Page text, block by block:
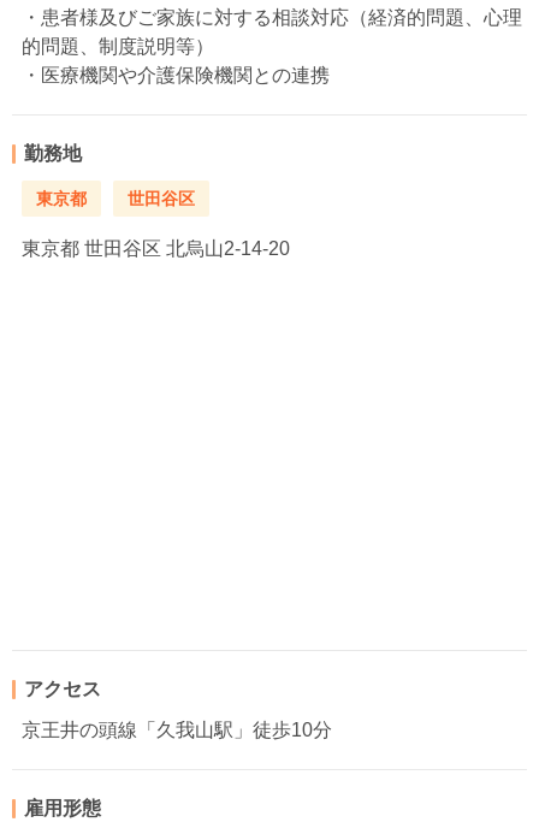
・患者様及びご家族に対する相談対応（経済的問題、心理
的問題、制度説明等）
・医療機関や介護保険機関との連携
勤務地
東京都 世田谷区
東京都 世田谷区 北烏山2-14-20
アクセス
京王井の頭線「久我山駅」徒歩10分
雇用形態